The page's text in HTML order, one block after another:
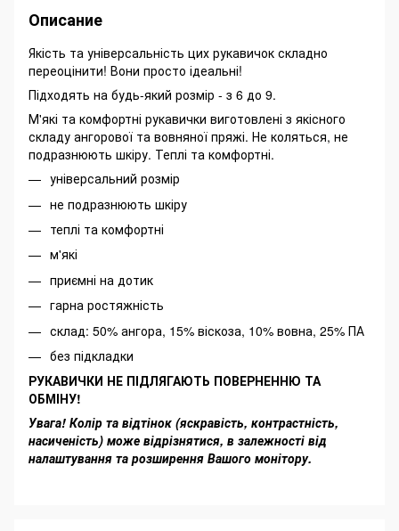
Описание
Якість та універсальність цих рукавичок складно
переоцінити! Вони просто ідеальні!
Підходять на будь-який розмір - з 6 до 9.
М'які та комфортні рукавички виготовлені з якісного
складу ангорової та вовняної пряжі. Не коляться, не
подразнюють шкіру. Теплі та комфортні.
універсальний розмір
не подразнюють шкіру
теплі та комфортні
м'які
приємні на дотик
гарна ростяжність
склад: 50% ангора, 15% віскоза, 10% вовна, 25% ПА
без підкладки
РУКАВИЧКИ НЕ ПІДЛЯГАЮТЬ ПОВЕРНЕННЮ ТА
ОБМІНУ!
Увага! Колір та відтінок (яскравість, контрастність,
насиченість) може відрізнятися, в залежності від
налаштування та розширення Вашого монітору.